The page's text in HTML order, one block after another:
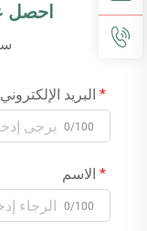
احصل
البريد الإلكتروني
0/100
الاسم
0/100